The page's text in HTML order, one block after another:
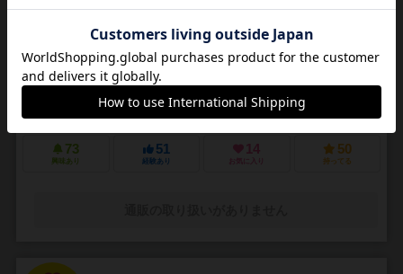
悪夢のような街で他の狩人を出し抜いて「血の遺志」を集めろ
ＰＳ４で発売されたフロムソフトウェアのブラッドボーンのカードゲ
ーム化。 かつて栄華を極めた古都ヤーナムでは風土病「獣の病」がは
73
興味あり
51
経験あり
14
お気に入り
50
持ってる